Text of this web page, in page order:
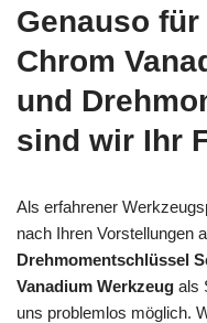
Genauso
Chrom
und
sind wir Ihr
Als erfahrener
nach Ihren Vorstellungen
Drehmomentschlüssel
Vanadium Werkzeug als
uns problemlos möglich.